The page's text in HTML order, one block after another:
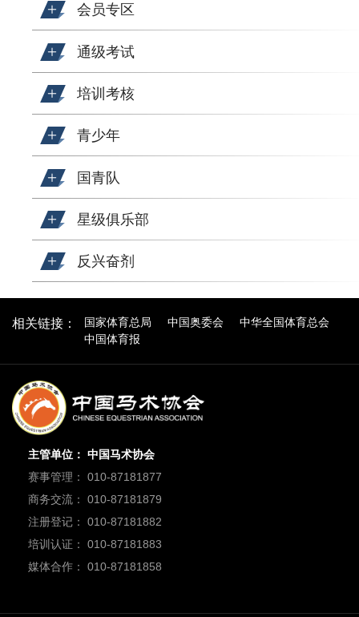
会员专区
通级考试
培训考核
青少年
国青队
星级俱乐部
反兴奋剂
相关链接： 国家体育总局 中国奥委会
中华全国体育总会
中国体育报
主管单位： 中国马术协会
赛事管理： 010-87181877
商务交流： 010-87181879
注册登记： 010-87181882
培训认证： 010-87181883
媒体合作： 010-87181858